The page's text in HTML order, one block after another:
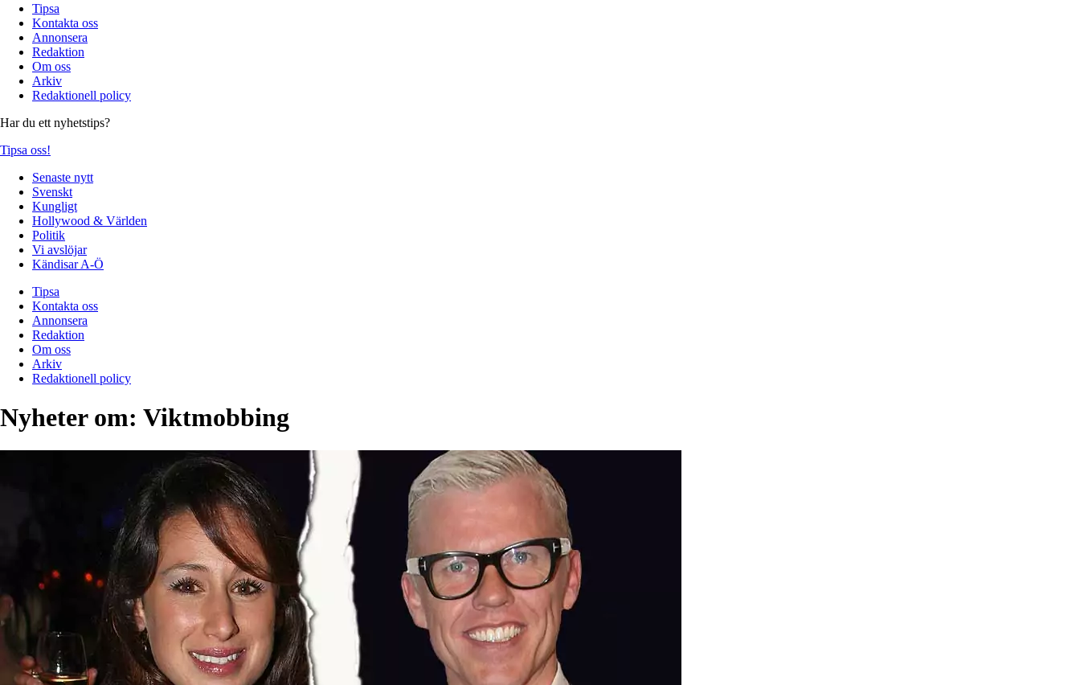
Tipsa
Kontakta oss
Annonsera
Redaktion
Om oss
Arkiv
Redaktionell policy
Har du ett nyhetstips?
Tipsa oss!
Senaste nytt
Svenskt
Kungligt
Hollywood & Världen
Politik
Vi avslöjar
Kändisar A-Ö
Tipsa
Kontakta oss
Annonsera
Redaktion
Om oss
Arkiv
Redaktionell policy
Nyheter om: Viktmobbing